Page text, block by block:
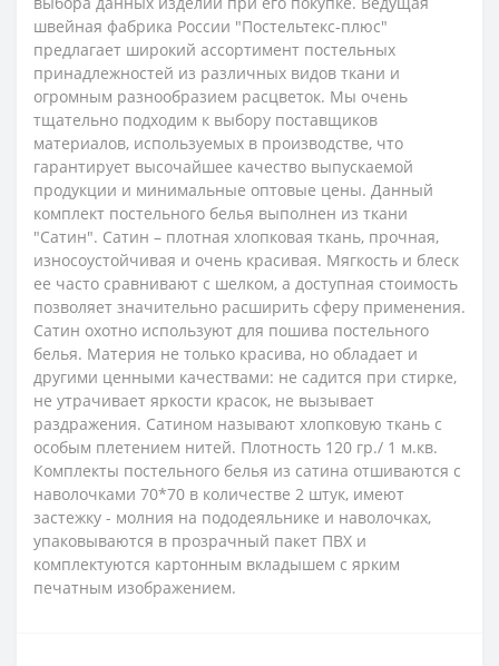
швейная фабрика России "Постельтекс-плюс"
предлагает широкий ассортимент постельных
принадлежностей из различных видов ткани и
огромным разнообразием расцветок. Мы очень
тщательно подходим к выбору поставщиков
материалов, используемых в производстве, что
гарантирует высочайшее качество выпускаемой
продукции и минимальные оптовые цены. Данный
комплект постельного белья выполнен из ткани
"Сатин". Сатин – плотная хлопковая ткань, прочная,
износоустойчивая и очень красивая. Мягкость и блеск
ее часто сравнивают с шелком, а доступная стоимость
позволяет значительно расширить сферу применения.
Сатин охотно используют для пошива постельного
белья. Материя не только красива, но обладает и
другими ценными качествами: не садится при стирке,
не утрачивает яркости красок, не вызывает
раздражения. Сатином называют хлопковую ткань с
особым плетением нитей. Плотность 120 гр./ 1 м.кв.
Комплекты постельного белья из сатина отшиваются с
наволочками 70*70 в количестве 2 штук, имеют
застежку - молния на пододеяльнике и наволочках,
упаковываются в прозрачный пакет ПВХ и
комплектуются картонным вкладышем с ярким
печатным изображением.